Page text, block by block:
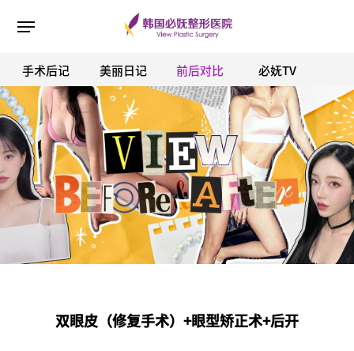
ESC 버튼을 누르면 검색창을 닫을 수 있습니다.
手术后记 美丽日记 前后对比 必妩TV
双眼皮（修复手术）+眼型矫正术+后开